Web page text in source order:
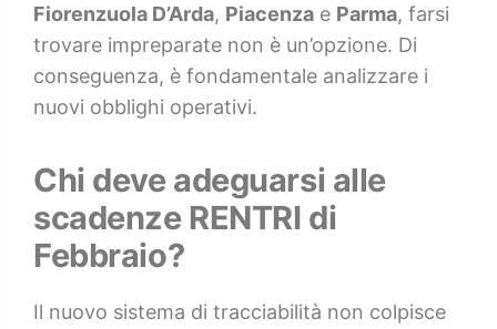
Fiorenzuola D’Arda, Piacenza e Parma, farsi
trovare impreparate non è un’opzione. Di
conseguenza, è fondamentale analizzare i
nuovi obblighi operativi.
Chi deve adeguarsi alle
scadenze RENTRI di
Febbraio?
Il nuovo sistema di tracciabilità non colpisce